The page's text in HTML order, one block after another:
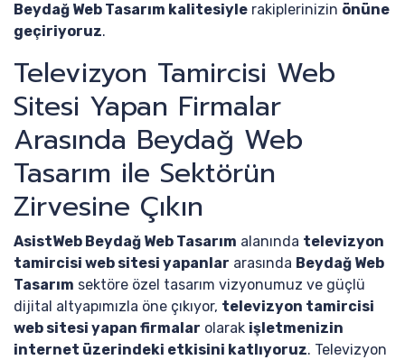
Beydağ Web Tasarım kalitesiyle rakiplerinizin önüne
geçiriyoruz.
Televizyon Tamircisi Web
Sitesi Yapan Firmalar
Arasında Beydağ Web
Tasarım ile Sektörün
Zirvesine Çıkın
AsistWeb Beydağ Web Tasarım alanında televizyon
tamircisi web sitesi yapanlar arasında Beydağ Web
Tasarım sektöre özel tasarım vizyonumuz ve güçlü
dijital altyapımızla öne çıkıyor, televizyon tamircisi
web sitesi yapan firmalar olarak işletmenizin
internet üzerindeki etkisini katlıyoruz. Televizyon